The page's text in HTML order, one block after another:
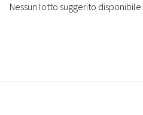
Nessun lotto suggerito disponibile.